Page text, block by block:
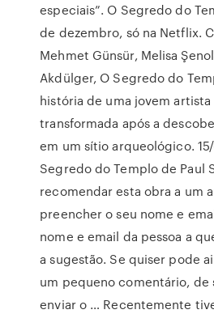
especiais”. O Segredo do
de dezembro, só na Netflix.
Mehmet Günsür, Melisa
Akdülger, O Segredo do
história de uma jovem artista
transformada após a
em um sítio arqueológico.
Segredo do Templo de Paul
recomendar esta obra a um
preencher o seu nome e
nome e email da pessoa a
a sugestão. Se quiser pode
um pequeno comentário, de
enviar o … Recentemente